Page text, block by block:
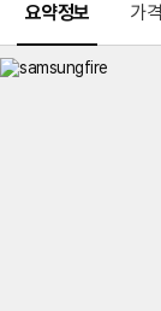
요약정보 가